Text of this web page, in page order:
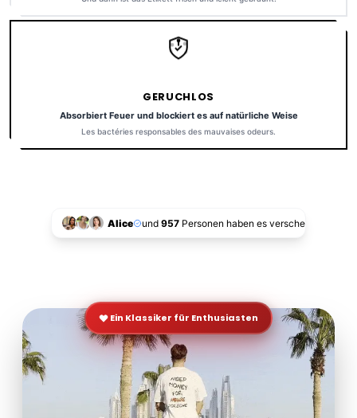
GERUCHLOS
Absorbiert Feuer und blockiert es auf natürliche Weise
Les bactéries responsables des mauvaises odeurs.
Alice und 957 Personen haben es verschenkt!
Ein Klassiker für Enthusiasten